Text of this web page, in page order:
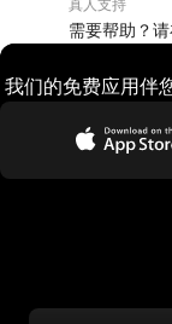
真人支持
需要帮助？
我们的免费应用伴